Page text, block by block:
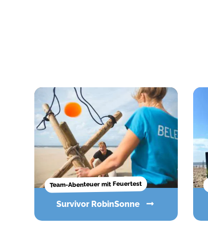
Team-Abenteuer mit Feuertest
Survivor RobinSonne